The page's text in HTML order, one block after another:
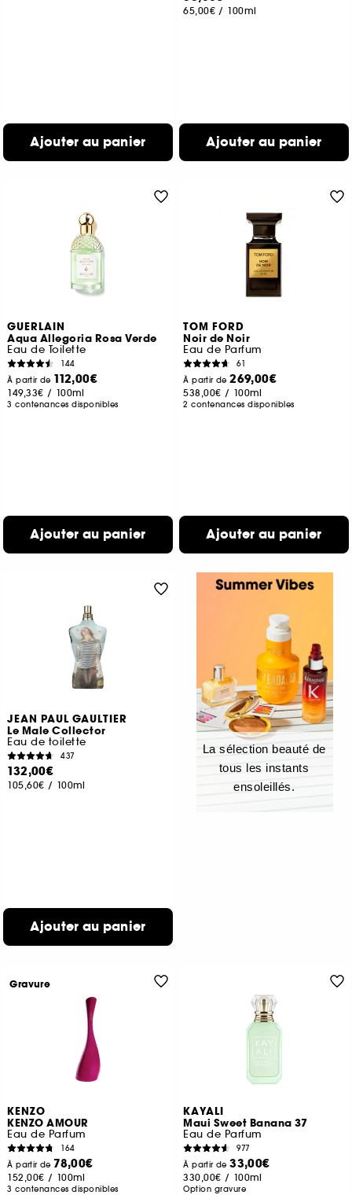
Ajouter au panier
65,00€ / 100ml
Ajouter au panier
GUERLAIN
Aqua Allegoria Rosa Verde
Eau de Toilette
144
À partir de 112,00€
149,33€ / 100ml
3 contenances disponibles
Ajouter au panier
TOM FORD
Noir de Noir
Eau de Parfum
61
À partir de269,00€
538,00€ / 100ml
2 contenances disponibles
Ajouter au panier
JEAN PAUL GAULTIER
Le Male Collector
Eau de toilette
437
132,00€
105,60€ / 100ml
Ajouter au panier
La sélection beauté de
tous les instants
ensoleillés.
KENZO
KENZO AMOUR
Eau de Parfum
164
À partir de 78,00€
152,00€ / 100ml
3 contenances disponibles
Gravure
KAYALI
Maui Sweet Banana 37
Eau de Parfum
977
À partir de33,00€
330,00€ / 100ml
Option gravure